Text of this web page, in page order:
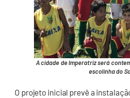
A cidade de Imperatriz será
escolinha do
O projeto inicial prevê a